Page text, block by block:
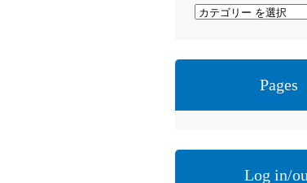
Pages
Log in/